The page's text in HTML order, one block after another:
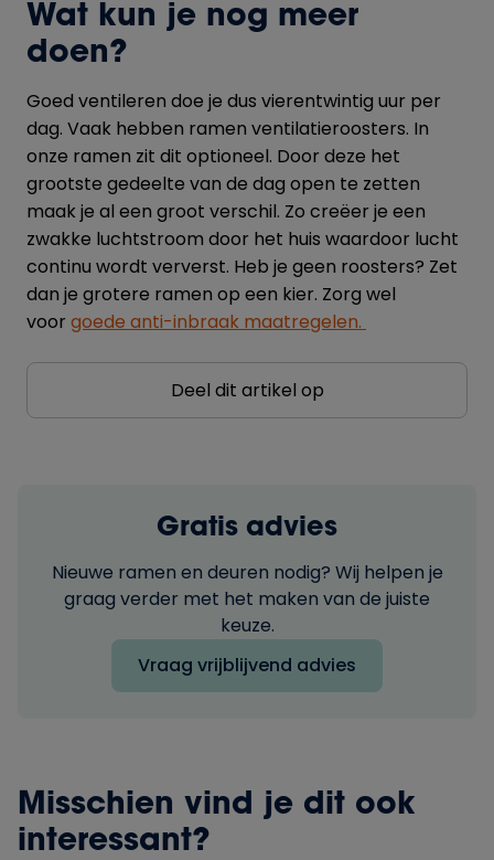
Wat kun je nog meer
doen?
Goed ventileren doe je dus vierentwintig uur per
dag. Vaak hebben ramen ventilatieroosters. In
onze ramen zit dit optioneel. Door deze het
grootste gedeelte van de dag open te zetten
maak je al een groot verschil. Zo creëer je een
zwakke luchtstroom door het huis waardoor lucht
continu wordt ververst. Heb je geen roosters? Zet
dan je grotere ramen op een kier. Zorg wel
voor goede anti-inbraak maatregelen.
Deel dit artikel op
Gratis advies
Nieuwe ramen en deuren nodig? Wij helpen je
graag verder met het maken van de juiste
keuze.
Vraag vrijblijvend advies
Misschien vind je dit ook
interessant?